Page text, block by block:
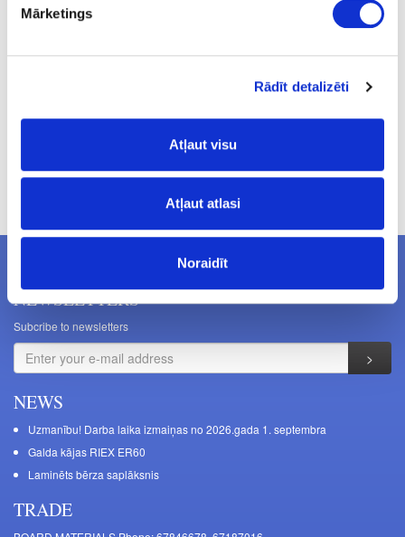
Mārketings
Rādīt detalizēti
Atļaut visu
Atļaut atlasi
Noraidīt
Prices excluding VAT. The indicated prices may be changed
NEWSLETTERS
Subcribe to newsletters
NEWS
Uzmanību! Darba laika izmaiņas no 2026.gada 1. septembra
Galda kājas RIEX ER60
Laminēts bērza saplāksnis
TRADE